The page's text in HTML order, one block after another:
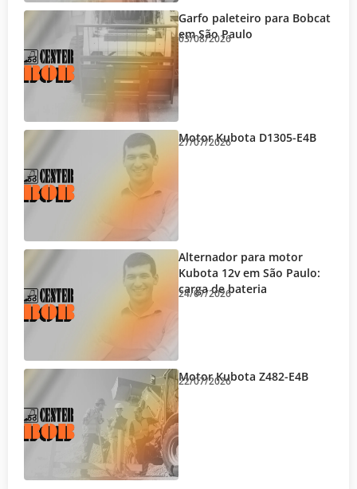
Garfo paleteiro para Bobcat
em São Paulo
03/08/2026
Motor Kubota D1305-E4B
27/07/2026
Alternador para motor
Kubota 12v em São Paulo:
carga de bateria
24/07/2026
Motor Kubota Z482-E4B
22/07/2026